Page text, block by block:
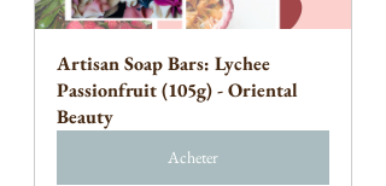
Artisan Soap Bars: Lychee
Passionfruit (105g) - Oriental
Beauty
Acheter